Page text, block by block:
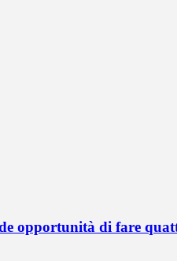
opportunità di fare